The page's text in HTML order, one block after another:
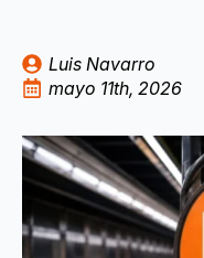
Luis Navarro
mayo 11th, 2026